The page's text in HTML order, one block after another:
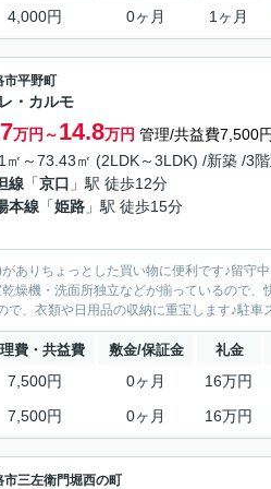
4,000円 0ヶ月 1ヶ月
市平野町
・カルモ
万円～14.8万円 管理/共益費7,500円
㎡～73.43㎡ (2LDK～3LDK) /新築 /3
線 「京口 」駅 徒歩12分
本線 「姫路 」駅 徒歩15分
ありちょっとした買い物に便利です♪留守
燥機・洗面所独立などが揃っているので
で、衣類や日用品の収納に重宝します♪駐車
費・共益費 敷金/保証金 礼金
7,500円 0ヶ月 16万円
7,500円 0ヶ月 16万円
市三左衛門堀西の町